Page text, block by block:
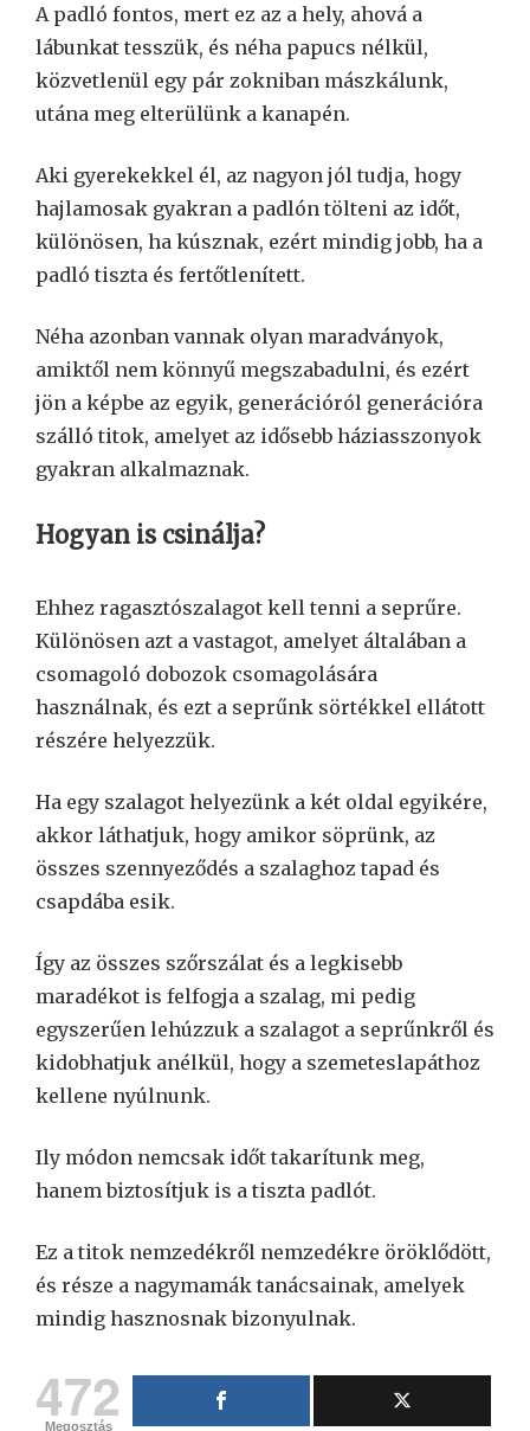
A padló fontos, mert ez az a hely, ahová a
lábunkat tesszük, és néha papucs nélkül,
közvetlenül egy pár zokniban mászkálunk,
utána meg elterülünk a kanapén.
Aki gyerekekkel él, az nagyon jól tudja, hogy
hajlamosak gyakran a padlón tölteni az időt,
különösen, ha kúsznak, ezért mindig jobb, ha a
padló tiszta és fertőtlenített.
Néha azonban vannak olyan maradványok,
amiktől nem könnyű megszabadulni, és ezért
jön a képbe az egyik, generációról generációra
szálló titok, amelyet az idősebb háziasszonyok
gyakran alkalmaznak.
Hogyan is csinálja?
Ehhez ragasztószalagot kell tenni a seprűre.
Különösen azt a vastagot, amelyet általában a
csomagoló dobozok csomagolására
használnak, és ezt a seprűnk sörtékkel ellátott
részére helyezzük.
Ha egy szalagot helyezünk a két oldal egyikére,
akkor láthatjuk, hogy amikor söprünk, az
összes szennyeződés a szalaghoz tapad és
csapdába esik.
Így az összes szőrszálat és a legkisebb
maradékot is felfogja a szalag, mi pedig
egyszerűen lehúzzuk a szalagot a seprűnkről és
kidobhatjuk anélkül, hogy a szemeteslapáthoz
kellene nyúlnunk.
Ily módon nemcsak időt takarítunk meg,
hanem biztosítjuk is a tiszta padlót.
Ez a titok nemzedékről nemzedékre öröklődött,
és része a nagymamák tanácsainak, amelyek
mindig hasznosnak bizonyulnak.
472
Megosztás